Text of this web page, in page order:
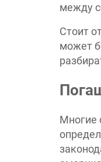
между
Стоит
может
Многие